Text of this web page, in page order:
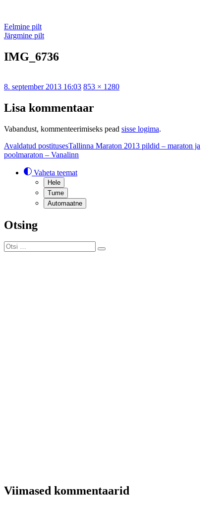
Eelmine pilt
Järgmine pilt
IMG_6736
Postitatud
8. september 2013 16:03 Täissuurus
853 × 1280
Lisa kommentaar
Vabandust, kommenteerimiseks pead sisse logima.
Navigeerimine
Avaldatud postitusesTallinna Maraton 2013 pildid – maraton ja
poolmaraton – Vanalinn
Vaheta teemat
Hele
Tume
Automaatne
Otsing
Otsi:
Otsi
Viimased kommentaarid